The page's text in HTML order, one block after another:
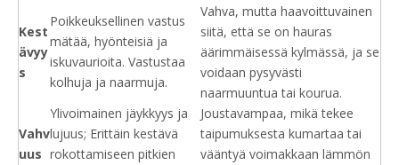
Kest
ävyy
s
Poikkeuksellinen vastus
mätää, hyönteisiä ja
iskuvaurioita. Vastustaa
kolhuja ja naarmuja.
Vahva, mutta haavoittuvainen
siitä, että se on hauras
äärimmäisessä kylmässä, ja se
voidaan pysyvästi
naarmuuntua tai kourua.
Vahv
uus
Ylivoimainen jäykkyys ja
lujuus; Erittäin kestävä
rokottamiseen pitkien
Joustavampaa, mikä tekee
taipumuksesta kumartaa tai
vääntyä voimakkaan lämmön